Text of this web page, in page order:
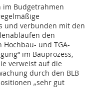
im Budgetrahmen
und verbunden mit den
den
und TGA-
im Bauprozess,
verweist auf die
durch den BLB
„sehr gut